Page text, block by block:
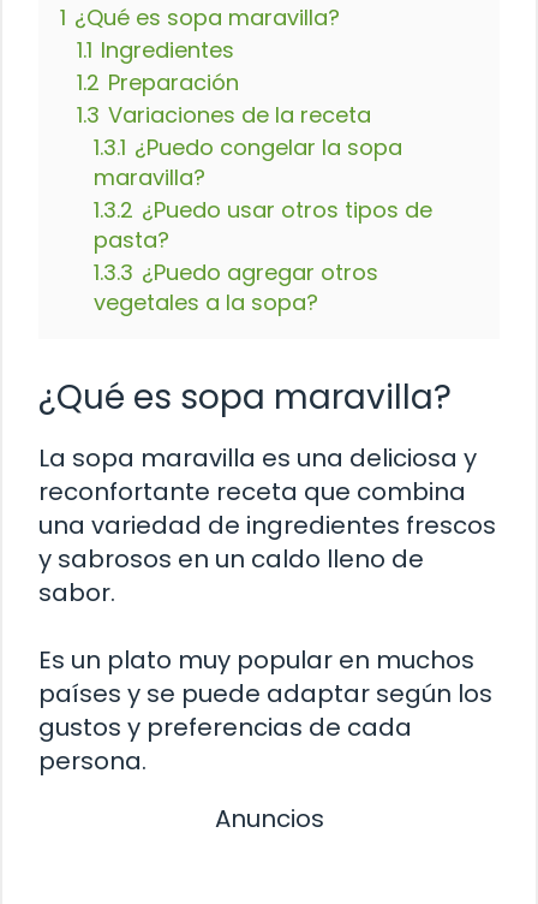
1 ¿Qué es sopa maravilla?
1.1 Ingredientes
1.2 Preparación
1.3 Variaciones de la receta
1.3.1 ¿Puedo congelar la sopa
maravilla?
1.3.2 ¿Puedo usar otros tipos de
pasta?
1.3.3 ¿Puedo agregar otros
vegetales a la sopa?
¿Qué es sopa maravilla?
La sopa maravilla es una deliciosa y
reconfortante receta que combina
una variedad de ingredientes frescos
y sabrosos en un caldo lleno de
sabor.
Es un plato muy popular en muchos
países y se puede adaptar según los
gustos y preferencias de cada
persona.
Anuncios